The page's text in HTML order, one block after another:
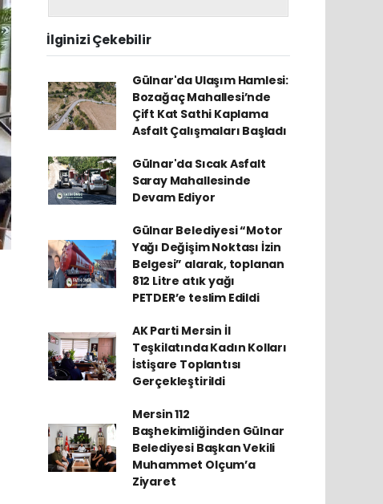
İlginizi Çekebilir
Gülnar'da Ulaşım Hamlesi:
Bozağaç Mahallesi’nde
Çift Kat Sathi Kaplama
Asfalt Çalışmaları Başladı
Gülnar'da Sıcak Asfalt
Saray Mahallesinde
Devam Ediyor
Gülnar Belediyesi “Motor
Yağı Değişim Noktası İzin
Belgesi” alarak, toplanan
812 Litre atık yağı
PETDER’e teslim Edildi
AK Parti Mersin İl
Teşkilatında Kadın Kolları
İstişare Toplantısı
Gerçekleştirildi
Mersin 112
Başhekimliğinden Gülnar
Belediyesi Başkan Vekili
Muhammet Olçum’a
Ziyaret